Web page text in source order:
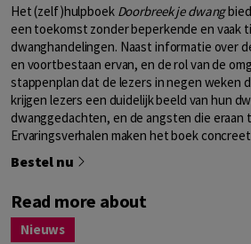
Het (zelf)hulpboek Doorbreek je dwang
een toekomst zonder beperkende en vaak
dwanghandelingen. Naast informatie over
en voortbestaan ervan, en de rol van de
stappenplan dat de lezers in negen weken
krijgen lezers een duidelijk beeld van hun
dwanggedachten, en de angsten die eraan
Ervaringsverhalen maken het boek
Bestel nu
Read more about
Nieuws